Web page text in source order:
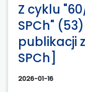
Z cyklu
SPCh"
publikacji
SPCh]
2026-01-16